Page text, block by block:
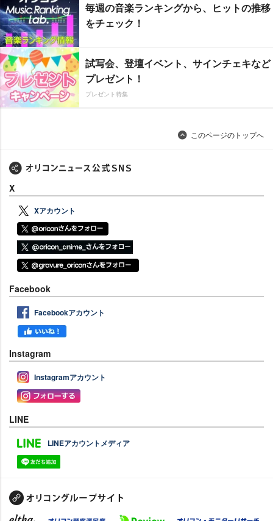
毎週の音楽ランキングから、ヒットの推移
をチェック！
試写会、登壇イベント、サインチェキなど
プレゼント！
プレゼント特集
このページのトップへ
X
Xアカウント
Facebook
Facebookアカウント
Instagram
Instagramアカウント
LINE
LINEアカウントメディア